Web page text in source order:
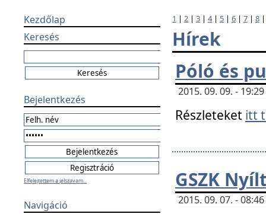
Kezdőlap
Keresés
Bejelentkezés
Elfelejtettem a jelszavam...
Navigáció
1 | 2 | 3 | 4| 5 | 6 | 7 | 8
Hírek
Póló és
2015. 09. 09. -
Részleteket itt
GSZK
2015. 09. 07. -